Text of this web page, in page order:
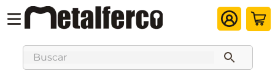
Buscar